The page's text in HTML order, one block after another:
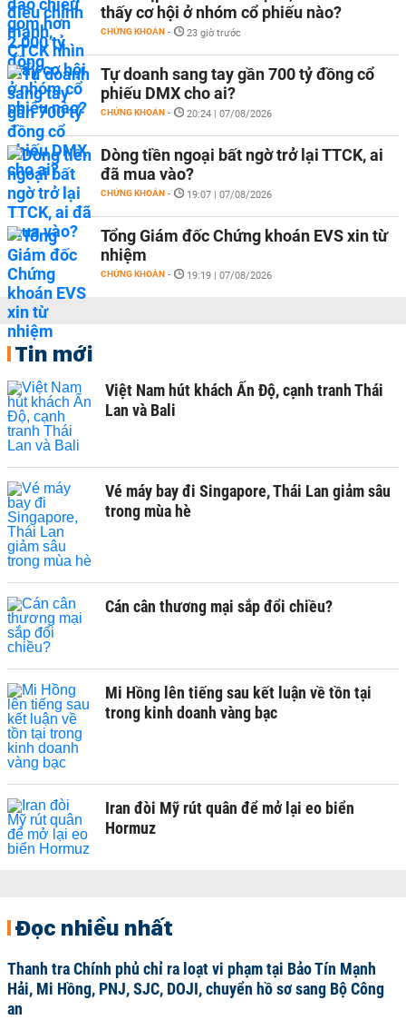
thấy cơ hội ở nhóm cổ phiếu nào?
CHỨNG KHOÁN - 23 giờ trước
Tự doanh sang tay gần 700 tỷ đồng cổ
phiếu DMX cho ai?
CHỨNG KHOÁN - 20:24 | 07/08/2026
Dòng tiền ngoại bất ngờ trở lại TTCK, ai
đã mua vào?
CHỨNG KHOÁN - 19:07 | 07/08/2026
Tổng Giám đốc Chứng khoán EVS xin từ
nhiệm
CHỨNG KHOÁN - 19:19 | 07/08/2026
Tin mới
Việt Nam hút khách Ấn Độ, cạnh tranh Thái
Lan và Bali
Vé máy bay đi Singapore, Thái Lan giảm sâu
trong mùa hè
Cán cân thương mại sắp đổi chiều?
Mi Hồng lên tiếng sau kết luận về tồn tại
trong kinh doanh vàng bạc
Iran đòi Mỹ rút quân để mở lại eo biển
Hormuz
Đọc nhiều nhất
Thanh tra Chính phủ chỉ ra loạt vi phạm tại Bảo Tín Mạnh
Hải, Mi Hồng, PNJ, SJC, DOJI, chuyển hồ sơ sang Bộ Công
an